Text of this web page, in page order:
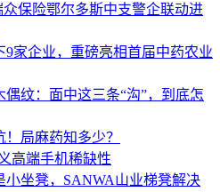
众保险鄂尔多斯中支警企联动进
9家企业，重磅亮相首届中药农业
偶纹：面中这三条“沟”，到底怎
局麻药知多少？
高端手机稀缺性
小坐凳，SANWA山业梯凳解决